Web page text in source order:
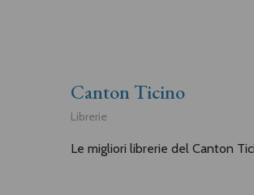
Canton Ticino
Librerie
Le migliori librerie del Canton